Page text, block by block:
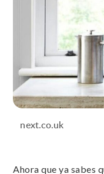
next.co.uk
Ahora que ya sabes